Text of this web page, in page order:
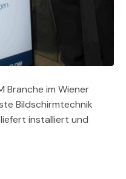
Branche im Wiener
Bildschirmtechnik
installiert und